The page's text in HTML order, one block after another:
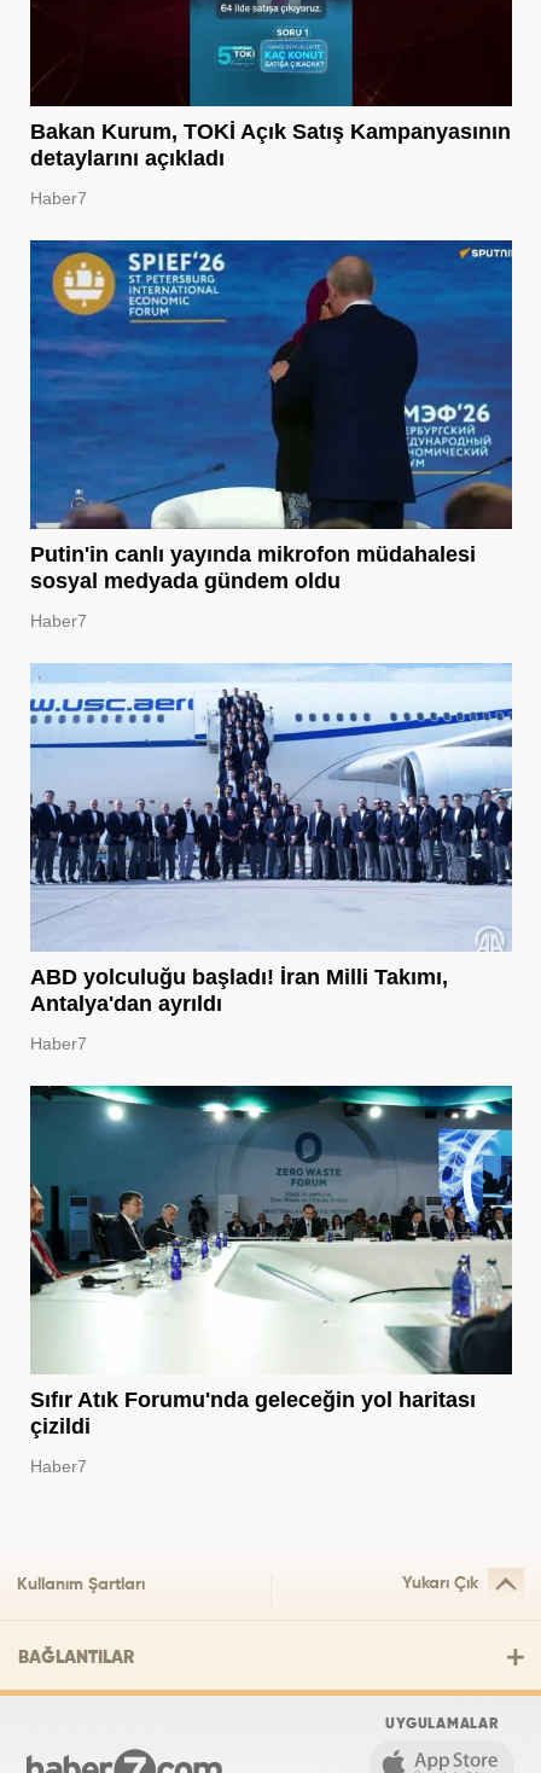
Bakan Kurum, TOKİ Açık Satış Kampanyasının
detaylarını açıkladı
Haber7
Putin'in canlı yayında mikrofon müdahalesi
sosyal medyada gündem oldu
Haber7
ABD yolculuğu başladı! İran Milli Takımı,
Antalya'dan ayrıldı
Haber7
Sıfır Atık Forumu'nda geleceğin yol haritası
çizildi
Haber7
Kullanım Şartları Yukarı Çık
BAĞLANTILAR
UYGULAMALAR